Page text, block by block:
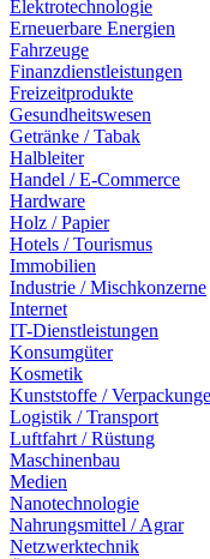
Elektrotechnologie
Erneuerbare Energien
Fahrzeuge
Finanzdienstleistungen
Freizeitprodukte
Gesundheitswesen
Getränke / Tabak
Halbleiter
Handel / E-Commerce
Hardware
Holz / Papier
Hotels / Tourismus
Immobilien
Industrie / Mischkonzerne
Internet
IT-Dienstleistungen
Konsumgüter
Kosmetik
Kunststoffe /
Logistik / Transport
Luftfahrt / Rüstung
Maschinenbau
Medien
Nanotechnologie
Nahrungsmittel / Agrar
Netzwerktechnik